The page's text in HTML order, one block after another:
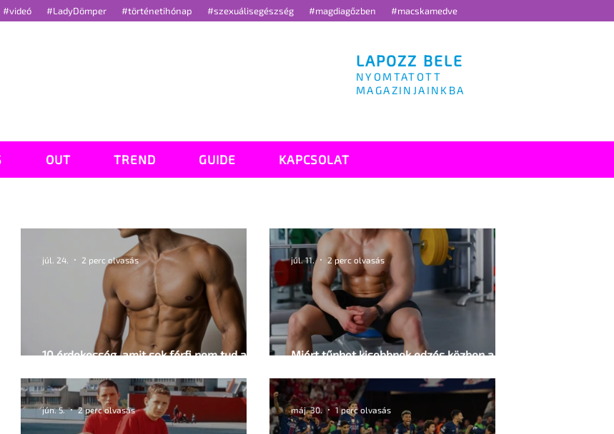
#videó #LadyDömper #történetihónap #szexuálisegészség #magdiagőzben #macskamedve
LAPOZZ BELE
NYOMTATOTT
MAGAZINJAINKBA
OUT TREND GUIDE KAPCSOLAT
10 érdekesség, amit sok férfi nem tud a
júl. 24. 2 perc olvasás
Miért tűnhet kisebbnek edzés közben a
júl. 11. 2 perc olvasás
jún. 5. 2 perc olvasás máj. 30. 1 perc olvasás